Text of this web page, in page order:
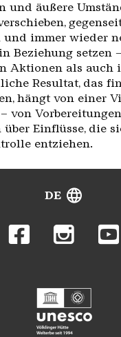
und äußere
und immer wieder
Beziehung setzen
Aktionen als auch
Resultat, das
hängt von einer
von
Einflüsse, die
entziehen.
DE